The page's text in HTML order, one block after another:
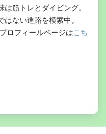
筋トレとダイビング。
ない進路を模索中。
ロフィールページはこち